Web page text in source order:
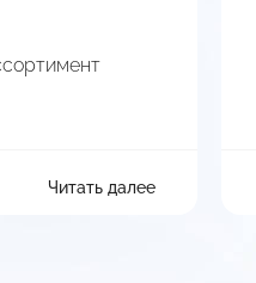
Читать далее